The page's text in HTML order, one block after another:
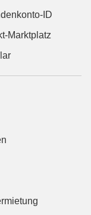
ID
Marktplatz